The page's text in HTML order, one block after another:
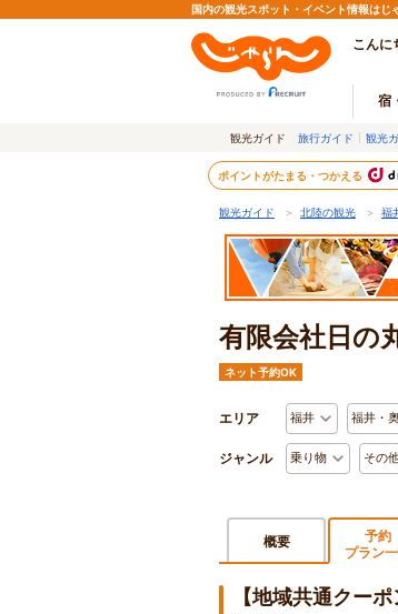
国内の観光スポット・イベント情報は
こんに
宿
観光ガイド 旅行ガイド 観光
ポイントがたまる・つかえる
観光ガイド ＞ 北陸の観光 ＞ 福
有限会社日の
ネット予約OK
エリア 福井 福井・
ジャンル 乗り物 その
概要
予約
プラン
【地域共通クー